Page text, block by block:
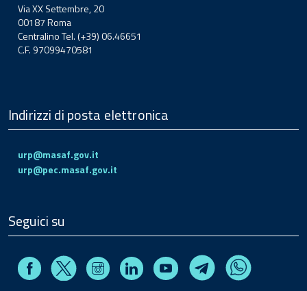
Via XX Settembre, 20
00187 Roma
Centralino Tel. (+39) 06.46651
C.F. 97099470581
Indirizzi di posta elettronica
urp@masaf.gov.it
urp@pec.masaf.gov.it
Seguici su
FacebookX InstagramLinkedin Youtube TelegramWhatsapp